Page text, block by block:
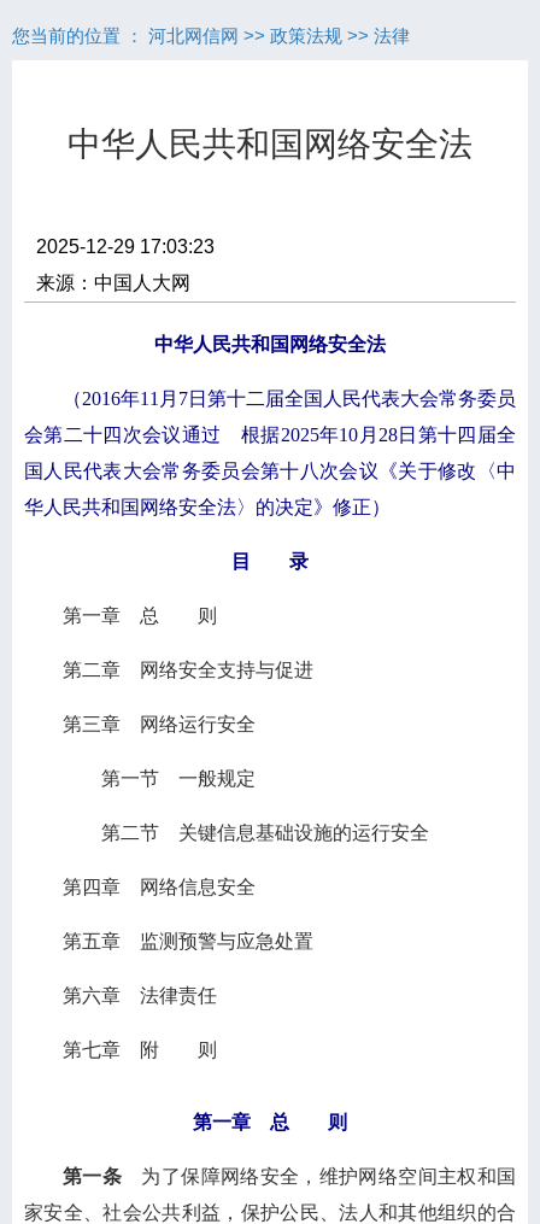
您当前的位置 ： 河北网信网 >> 政策法规 >> 法律
中华人民共和国网络安全法
2025-12-29 17:03:23
来源：中国人大网
中华人民共和国网络安全法
（2016年11月7日第十二届全国人民代表大会常务委员
会第二十四次会议通过 根据2025年10月28日第十四届全
国人民代表大会常务委员会第十八次会议《关于修改〈中
华人民共和国网络安全法〉的决定》修正）
目 录
第一章 总 则
第二章 网络安全支持与促进
第三章 网络运行安全
第一节 一般规定
第二节 关键信息基础设施的运行安全
第四章 网络信息安全
第五章 监测预警与应急处置
第六章 法律责任
第七章 附 则
第一章 总 则
第一条 为了保障网络安全，维护网络空间主权和国
家安全、社会公共利益，保护公民、法人和其他组织的合